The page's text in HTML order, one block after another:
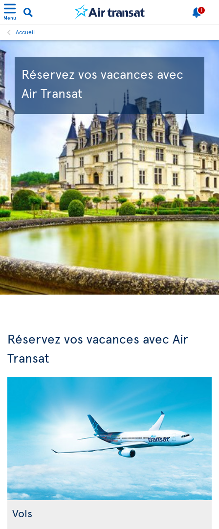
Menu
1
Accueil
Réservez vos vacances avec
Air Transat
Réservez vos vacances avec Air
Transat
Vols